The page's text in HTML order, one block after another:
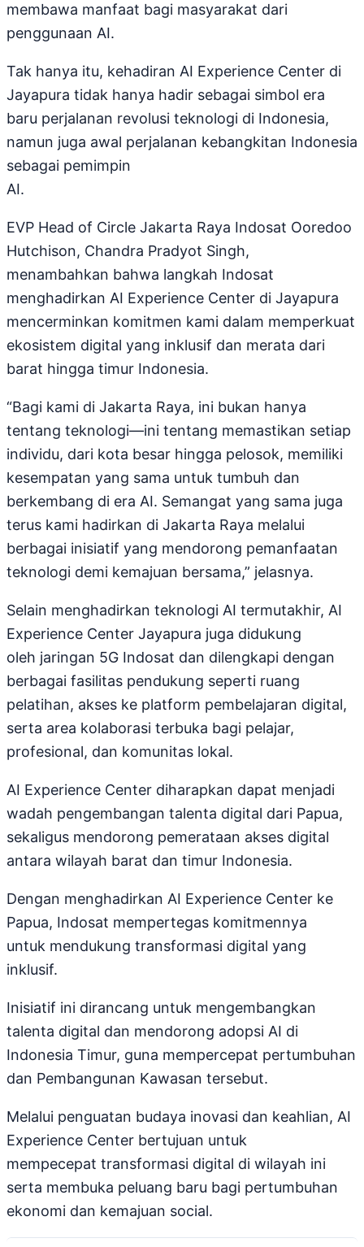
membawa manfaat bagi masyarakat dari
penggunaan AI.
Tak hanya itu, kehadiran AI Experience Center di
Jayapura tidak hanya hadir sebagai simbol era
baru perjalanan revolusi teknologi di Indonesia,
namun juga awal perjalanan kebangkitan Indonesia
sebagai pemimpin
AI.
EVP Head of Circle Jakarta Raya Indosat Ooredoo
Hutchison, Chandra Pradyot Singh,
menambahkan bahwa langkah Indosat
menghadirkan AI Experience Center di Jayapura
mencerminkan komitmen kami dalam memperkuat
ekosistem digital yang inklusif dan merata dari
barat hingga timur Indonesia.
“Bagi kami di Jakarta Raya, ini bukan hanya
tentang teknologi—ini tentang memastikan setiap
individu, dari kota besar hingga pelosok, memiliki
kesempatan yang sama untuk tumbuh dan
berkembang di era AI. Semangat yang sama juga
terus kami hadirkan di Jakarta Raya melalui
berbagai inisiatif yang mendorong pemanfaatan
teknologi demi kemajuan bersama,” jelasnya.
Selain menghadirkan teknologi AI termutakhir, AI
Experience Center Jayapura juga didukung
oleh jaringan 5G Indosat dan dilengkapi dengan
berbagai fasilitas pendukung seperti ruang
pelatihan, akses ke platform pembelajaran digital,
serta area kolaborasi terbuka bagi pelajar,
profesional, dan komunitas lokal.
AI Experience Center diharapkan dapat menjadi
wadah pengembangan talenta digital dari Papua,
sekaligus mendorong pemerataan akses digital
antara wilayah barat dan timur Indonesia.
Dengan menghadirkan AI Experience Center ke
Papua, Indosat mempertegas komitmennya
untuk mendukung transformasi digital yang
inklusif.
Inisiatif ini dirancang untuk mengembangkan
talenta digital dan mendorong adopsi AI di
Indonesia Timur, guna mempercepat pertumbuhan
dan Pembangunan Kawasan tersebut.
Melalui penguatan budaya inovasi dan keahlian, AI
Experience Center bertujuan untuk
mempecepat transformasi digital di wilayah ini
serta membuka peluang baru bagi pertumbuhan
ekonomi dan kemajuan social.